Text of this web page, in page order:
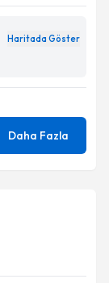
Haritada Göster
Daha Fazla